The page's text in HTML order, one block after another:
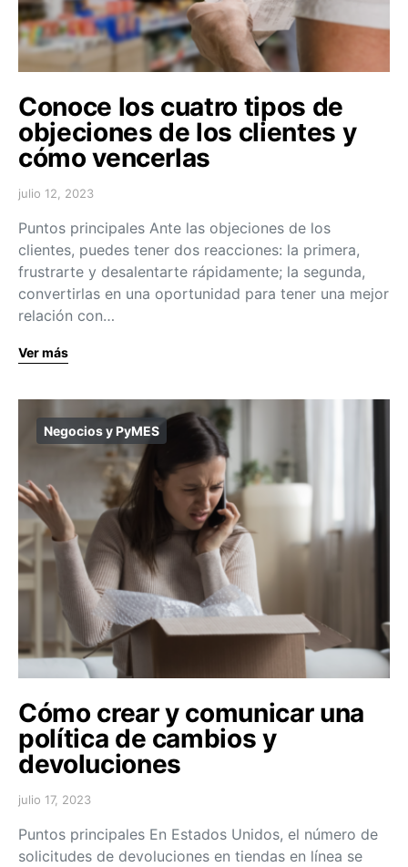
Conoce los cuatro tipos de
objeciones de los clientes y
cómo vencerlas
julio 12, 2023
Puntos principales Ante las objeciones de los
clientes, puedes tener dos reacciones: la primera,
frustrarte y desalentarte rápidamente; la segunda,
convertirlas en una oportunidad para tener una mejor
relación con…
Ver más
Negocios y PyMES
Cómo crear y comunicar una
política de cambios y
devoluciones
julio 17, 2023
Puntos principales En Estados Unidos, el número de
solicitudes de devoluciones en tiendas en línea se